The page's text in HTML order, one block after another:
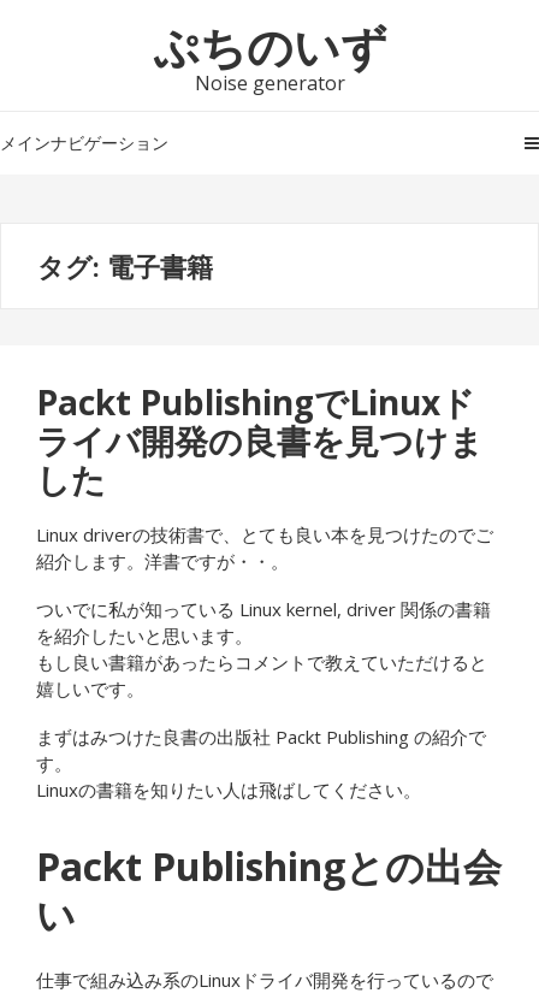
シ
ツ
ぷちのいず
Noise generator
メインナビゲーション
タグ: 電子書籍
Packt PublishingでLinuxド
ライバ開発の良書を見つけま
した
Linux driverの技術書で、とても良い本を見つけたのでご
紹介します。洋書ですが・・。
ついでに私が知っている Linux kernel, driver 関係の書籍
を紹介したいと思います。
もし良い書籍があったらコメントで教えていただけると
嬉しいです。
まずはみつけた良書の出版社 Packt Publishing の紹介で
す。
Linuxの書籍を知りたい人は飛ばしてください。
Packt Publishingとの出会
い
仕事で組み込み系のLinuxドライバ開発を行っているので